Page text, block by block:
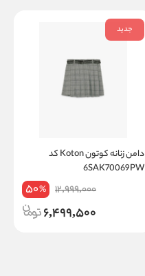
جدید
دامن زنانه کوتون Koton کد
6SAK70069PW
12,999,000
50%
6,499,500